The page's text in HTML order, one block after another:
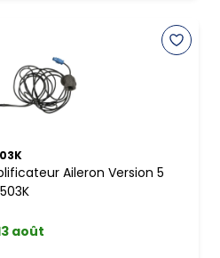
Aileron Version 5
août